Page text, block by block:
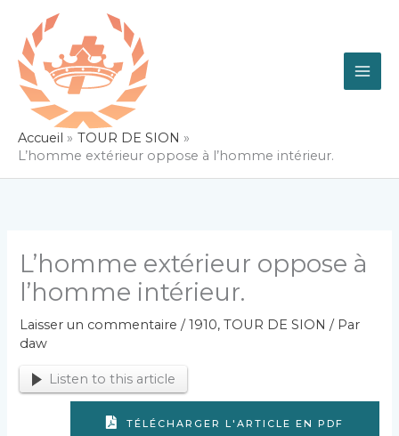
contenu
Accueil
TOUR DE SION
L’homme extérieur oppose à l’homme intérieur.
L’homme extérieur oppose à
l’homme intérieur.
Laisser un commentaire /1910,TOUR DE SION / Par
daw
Listen to this article
TÉLÉCHARGER L'ARTICLE EN PDF